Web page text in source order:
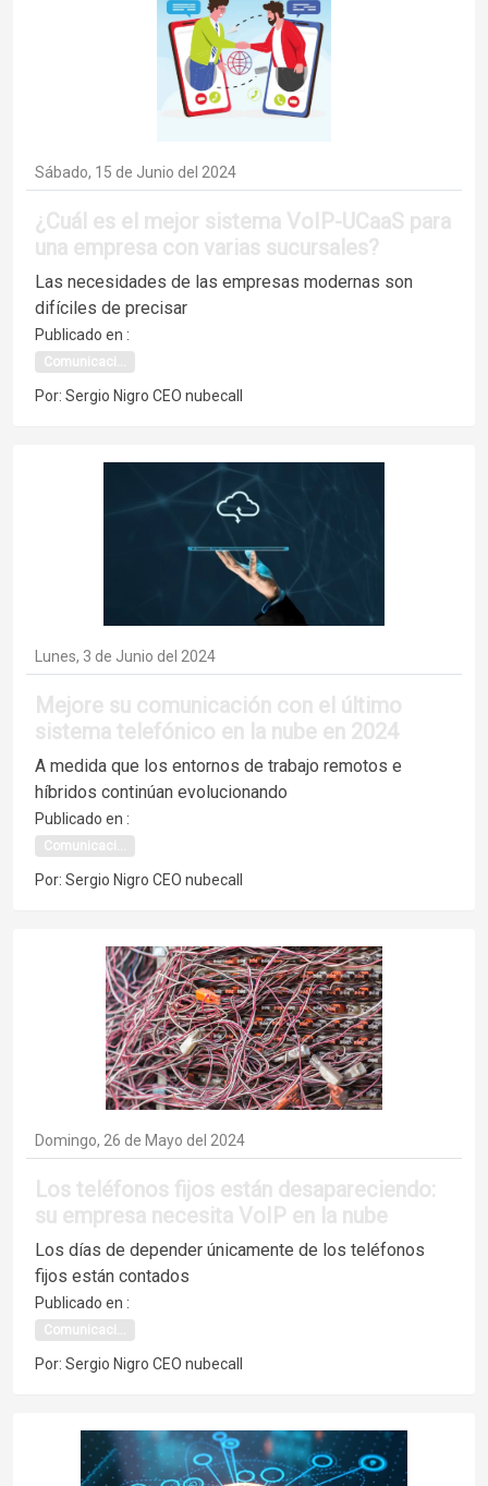
Sábado, 15 de Junio del 2024
¿Cuál es el mejor sistema VoIP-UCaaS para
una empresa con varias sucursales?
Las necesidades de las empresas modernas son
difíciles de precisar
Publicado en :
Comunicaci...
Por: Sergio Nigro CEO nubecall
Lunes, 3 de Junio del 2024
Mejore su comunicación con el último
sistema telefónico en la nube en 2024
A medida que los entornos de trabajo remotos e
híbridos continúan evolucionando
Publicado en :
Comunicaci...
Por: Sergio Nigro CEO nubecall
Domingo, 26 de Mayo del 2024
Los teléfonos fijos están desapareciendo:
su empresa necesita VoIP en la nube
Los días de depender únicamente de los teléfonos
fijos están contados
Publicado en :
Comunicaci...
Por: Sergio Nigro CEO nubecall